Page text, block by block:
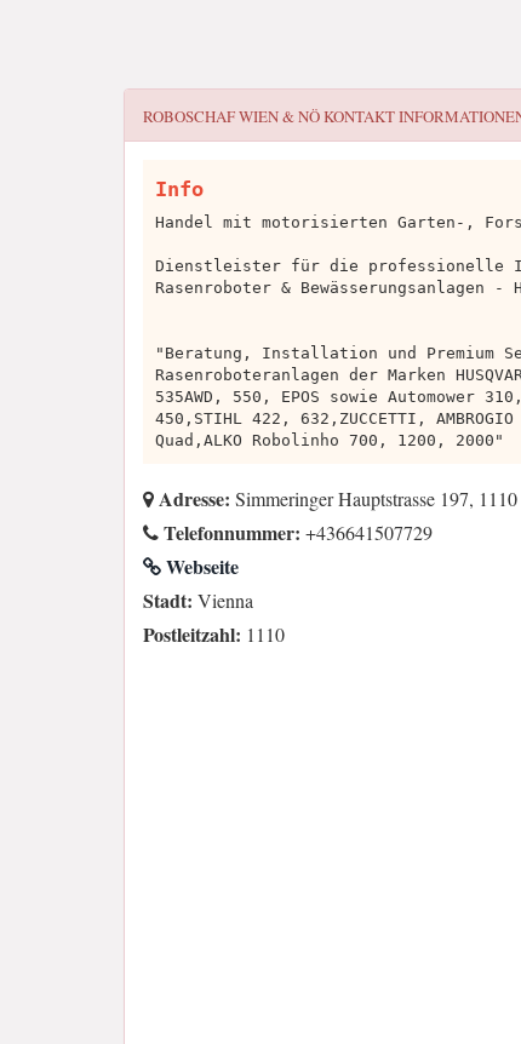
ROBOSCHAF WIEN & NÖKONTAKT
Info
Handel mit motorisierten Garten-,
Dienstleister für die professionelle
Rasenroboter & Bewässerungsanlagen
"Beratung, Installation und Premium
Rasenroboteranlagen der Marken
535AWD, 550, EPOS sowie Automower
450,STIHL 422, 632,ZUCCETTI,
Quad,ALKO Robolinho 700, 1200, 2000"
Adresse: Simmeringer Hauptstrasse 197,
Telefonnummer: +436641507729
Webseite
Stadt: Vienna
Postleitzahl: 1110